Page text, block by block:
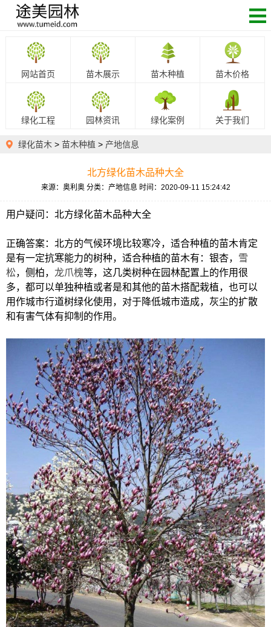
网站首页 苗木展示 苗木种植 苗木价格
绿化工程 园林资讯 绿化案例 关于我们
绿化苗木 > 苗木种植 > 产地信息
北方绿化苗木品种大全
来源：奥利奥 分类：产地信息 时间：2020-09-11 15:24:42
用户疑问：北方绿化苗木品种大全
正确答案：北方的气候环境比较寒冷，适合种植的苗木肯定
是有一定抗寒能力的树种，适合种植的苗木有：银杏， 雪
松，侧柏， 龙爪槐等，这几类树种在园林配置上的作用很
多，都可以单独种植或者是和其他的苗木搭配栽植，也可以
用作城市行道树绿化使用，对于降低城市造成，灰尘的扩散
和有害气体有抑制的作用。